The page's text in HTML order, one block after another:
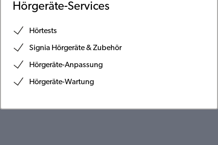
Hörgeräte-Services
Hörtests
Signia Hörgeräte & Zubehör
Hörgeräte-Anpassung
Hörgeräte-Wartung